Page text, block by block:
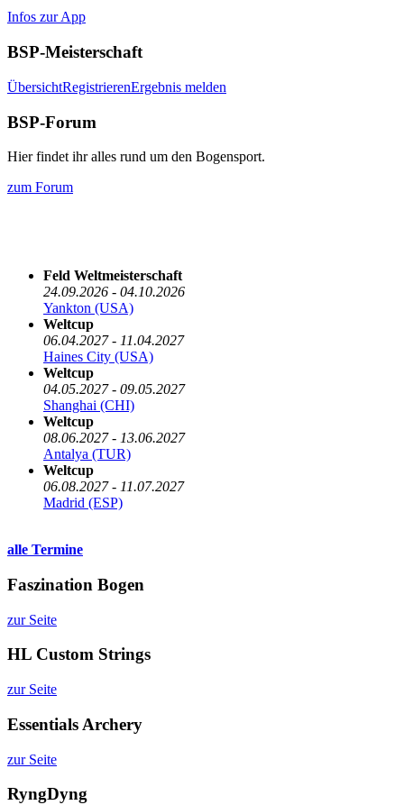
Infos zur App
BSP-Meisterschaft
ÜbersichtRegistrierenErgebnis melden
BSP-Forum
Hier findet ihr alles rund um den Bogensport.
zum Forum
Feld Weltmeisterschaft
24.09.2026 - 04.10.2026
Yankton (USA)
Weltcup
06.04.2027 - 11.04.2027
Haines City (USA)
Weltcup
04.05.2027 - 09.05.2027
Shanghai (CHI)
Weltcup
08.06.2027 - 13.06.2027
Antalya (TUR)
Weltcup
06.08.2027 - 11.07.2027
Madrid (ESP)
alle Termine
Faszination Bogen
zur Seite
HL Custom Strings
zur Seite
Essentials Archery
zur Seite
RyngDyng